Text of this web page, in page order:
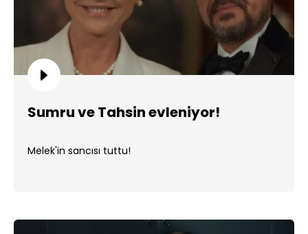
Sumru ve Tahsin evleniyor!
Melek'in sancısı tuttu!